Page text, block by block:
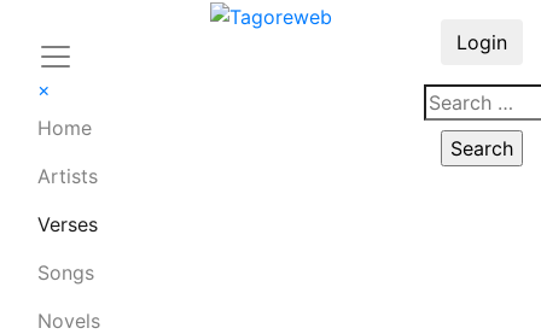
×
Home
Artists
Verses
Songs
Novels
Login